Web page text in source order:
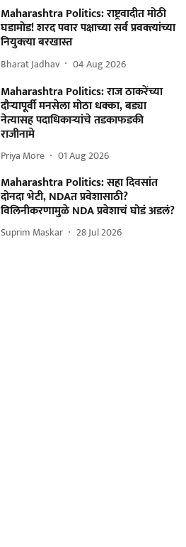
Maharashtra Politics: राष्ट्रवादीत मोठी
घडामोड! शरद पवार पक्षाच्या सर्व प्रवक्त्यांच्या
नियुक्त्या बरखास्त
Bharat Jadhav 04 Aug 2026
Maharashtra Politics: राज ठाकरेंच्या
दौऱ्यापूर्वी मनसेला मोठा धक्का, बड्या
नेत्यासह पदाधिकाऱ्यांचे तडकाफडकी
राजीनामे
Priya More 01 Aug 2026
Maharashtra Politics: सहा दिवसांत
दोनदा भेटी, NDAत प्रवेशासाठी?
विलिनीकरणामुळे NDA प्रवेशाचं घोडं अडलं?
Suprim Maskar 28 Jul 2026